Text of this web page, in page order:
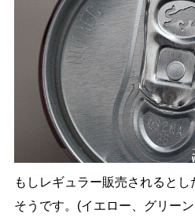
もしレギュラー販売されるとし
そうです。(イエロー、グリー